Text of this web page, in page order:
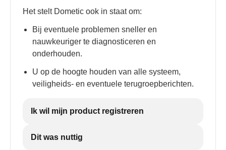
Het stelt Dometic ook in staat om:
Bij eventuele problemen sneller en
nauwkeuriger te diagnosticeren en
onderhouden.
U op de hoogte houden van alle systeem,
veiligheids- en eventuele terugroepberichten.
Ik wil mijn product registreren
Dit was nuttig